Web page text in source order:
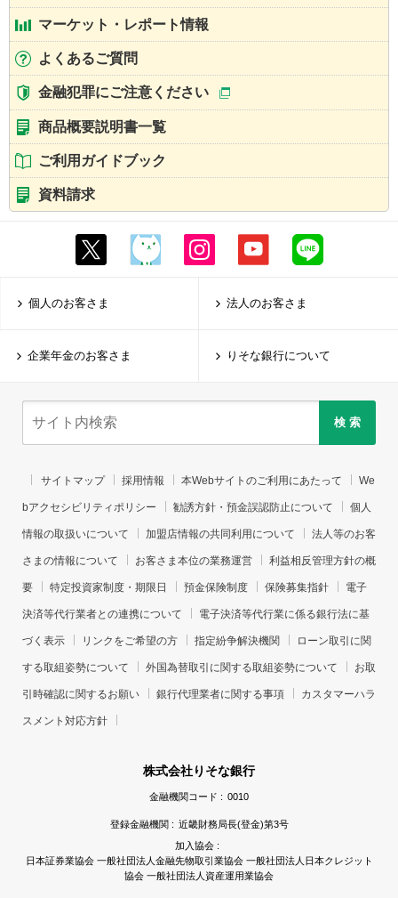
マーケット・レポート情報
よくあるご質問
金融犯罪にご注意ください
商品概要説明書一覧
ご利用ガイドブック
資料請求
個人のお客さま 法人のお客さま
企業年金のお客さま りそな銀行について
検 索
サイトマップ 採用情報 本Webサイトのご利用にあたって We
bアクセシビリティポリシー 勧誘方針・預金誤認防止について 個人
情報の取扱いについて 加盟店情報の共同利用について 法人等のお客
さまの情報について お客さま本位の業務運営 利益相反管理方針の概
要 特定投資家制度・期限日 預金保険制度 保険募集指針 電子
決済等代行業者との連携について 電子決済等代行業に係る銀行法に基
づく表示 リンクをご希望の方 指定紛争解決機関 ローン取引に関
する取組姿勢について 外国為替取引に関する取組姿勢について お取
引時確認に関するお願い 銀行代理業者に関する事項 カスタマーハラ
スメント対応方針
株式会社りそな銀行
金融機関コード : 0010
登録金融機関 : 近畿財務局長(登金)第3号
加入協会 :
日本証券業協会 一般社団法人金融先物取引業協会 一般社団法人日本クレジット
協会 一般社団法人資産運用業協会